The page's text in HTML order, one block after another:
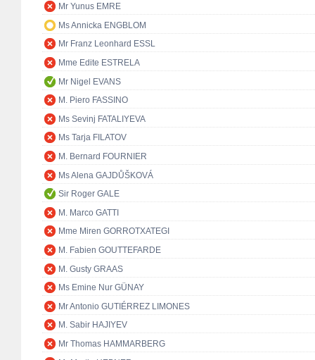
Mr Yunus EMRE
Ms Annicka ENGBLOM
Mr Franz Leonhard ESSL
Mme Edite ESTRELA
Mr Nigel EVANS
M. Piero FASSINO
Ms Sevinj FATALIYEVA
Ms Tarja FILATOV
M. Bernard FOURNIER
Ms Alena GAJDŮŠKOVÁ
Sir Roger GALE
M. Marco GATTI
Mme Miren GORROTXATEGI
M. Fabien GOUTTEFARDE
M. Gusty GRAAS
Ms Emine Nur GÜNAY
Mr Antonio GUTIÉRREZ LIMONES
M. Sabir HAJIYEV
Mr Thomas HAMMARBERG